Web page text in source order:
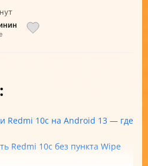
Redmi 10c на Android 13 — где
Redmi 10c без пункта Wipe